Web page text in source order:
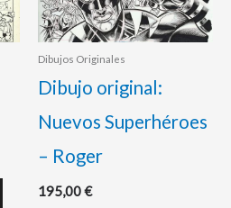
Dibujos Originales
Dibujo original:
Nuevos Superhéroes
– Roger
195,00€